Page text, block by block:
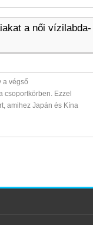
a női vízilabda-
a végső
csoportkörben. Ezzel
amihez Japán és Kína